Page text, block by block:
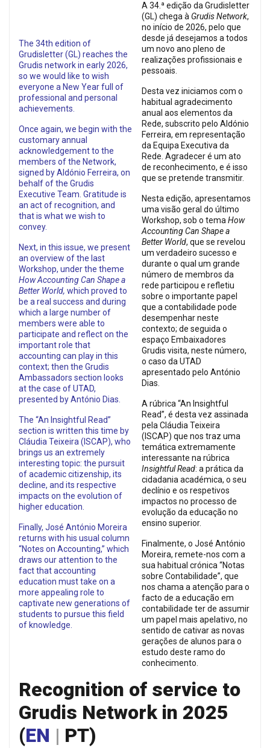
The 34th edition of
Grudisletter (GL) reaches the
Grudis network in early 2026,
so we would like to wish
everyone a New Year full of
professional and personal
achievements.
Once again, we begin with the
customary annual
acknowledgement to the
members of the Network,
signed by Aldónio Ferreira, on
behalf of the Grudis
Executive Team. Gratitude is
an act of recognition, and
that is what we wish to
convey.
Next, in this issue, we present
an overview of the last
Workshop, under the theme
How Accounting Can Shape a
Better World, which proved to
be a real success and during
which a large number of
members were able to
participate and reflect on the
important role that
accounting can play in this
context; then the Grudis
Ambassadors section looks
at the case of UTAD,
presented by António Dias.
The “An Insightful Read”
section is written this time by
Cláudia Teixeira (ISCAP), who
brings us an extremely
interesting topic: the pursuit
of academic citizenship, its
decline, and its respective
impacts on the evolution of
higher education.
Finally, José António Moreira
returns with his usual column
“Notes on Accounting,” which
draws our attention to the
fact that accounting
education must take on a
more appealing role to
captivate new generations of
students to pursue this field
of knowledge.
A 34.ª edição da Grudisletter
(GL) chega à Grudis Network,
no início de 2026, pelo que
desde já desejamos a todos
um novo ano pleno de
realizações profissionais e
pessoais.
Desta vez iniciamos com o
habitual agradecimento
anual aos elementos da
Rede, subscrito pelo Aldónio
Ferreira, em representação
da Equipa Executiva da
Rede. Agradecer é um ato
de reconhecimento, e é isso
que se pretende transmitir.
Nesta edição, apresentamos
uma visão geral do último
Workshop, sob o temaHow
Accounting Can Shape a
Better World, que se revelou
um verdadeiro sucesso e
durante o qual um grande
número de membros da
rede participou e refletiu
sobre o importante papel
que a contabilidade pode
desempenhar neste
contexto; de seguida o
espaço Embaixadores
Grudis visita, neste número,
o caso da UTAD
apresentado pelo António
Dias.
A rúbrica “An Insightful
Read”, é desta vez assinada
pela Cláudia Teixeira
(ISCAP) que nos traz uma
temática extremamente
interessante na rúbrica
Insightful Read: a prática da
cidadania académica, o seu
declínio e os respetivos
impactos no processo de
evolução da educação no
ensino superior.
Finalmente, o José António
Moreira, remete-nos com a
sua habitual crónica “Notas
sobre Contabilidade”, que
nos chama a atenção para o
facto de a educação em
contabilidade ter de assumir
um papel mais apelativo, no
sentido de cativar as novas
gerações de alunos para o
estudo deste ramo do
conhecimento.
Recognition of service to
Grudis Network in 2025
(EN | PT)